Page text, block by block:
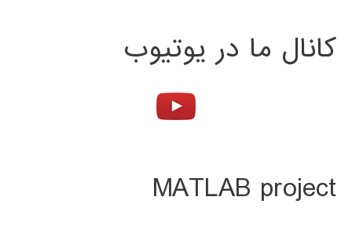
کانال ما در یوتیوب
MATLAB project